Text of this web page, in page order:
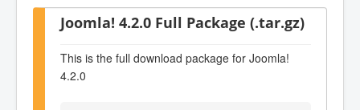
Joomla! 4.2.0 Full Package (.tar.gz)
This is the full download package for Joomla!
4.2.0